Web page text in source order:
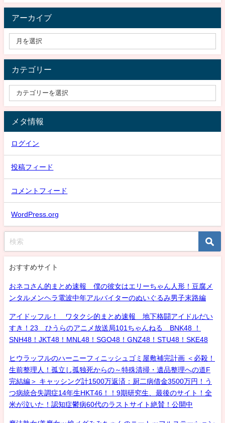
アーカイブ
カテゴリー
メタ情報
ログイン
投稿フィード
コメントフィード
WordPress.org
おすすめサイト
おネコさん的まとめ速報 僕の彼女はエリーちゃん人形！豆腐メ
ンタルメンヘラ電波中年アルバイターのぬいぐるみ男子末路編
アイドッフル！ ワタクシ的まとめ速報 地下格闘アイドルだい
すき！23 ひうらのアニメ放送局101ちゃんねる BNK48 ！
SNH48！JKT48！MNL48！SGO48！GNZ48！STU48！SKE48
ヒウラッフルのハーニーフィニッシュゴミ屋敷補完計画 ＜必殺！
生前整理人！孤立し孤独死からの～特殊清掃・遺品整理への道F
完結編＞ キャッシング計1500万返済：厨二病借金3500万円！う
つ病統合失調症14年生HKT46！！9期研究生、最後のサイト！全
米が泣いた！認知症鬱病60代のラストサイト絶賛！公開中